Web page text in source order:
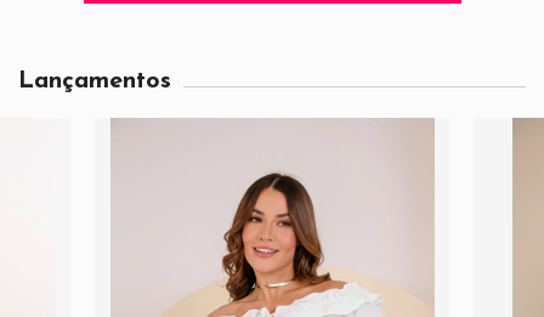
Lançamentos